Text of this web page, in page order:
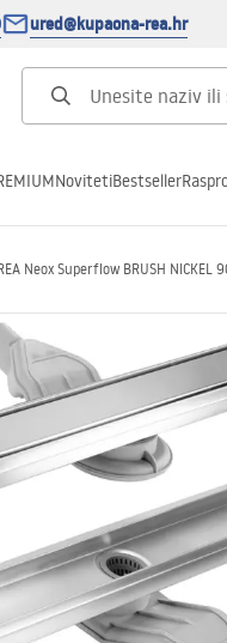
ured@kupaona-rea.hr
NovitetiBestseller
Neox Superflow BRUSH NICKEL